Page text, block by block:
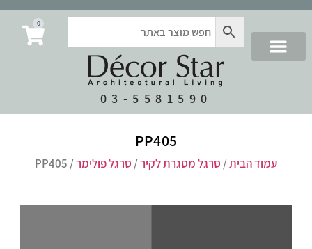
03-5581590
0
PP405
עמוד הבית/ סרגל מסגרת לקיר/ סרגל פולימר/ PP405